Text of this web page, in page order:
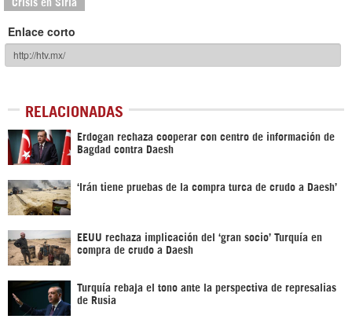
Enlace corto
RELACIONADAS
Erdogan rechaza cooperar con centro de información de
Bagdad contra Daesh
‘Irán tiene pruebas de la compra turca de crudo a Daesh’
EEUU rechaza implicación del ‘gran socio’ Turquía en
compra de crudo a Daesh
Turquía rebaja el tono ante la perspectiva de represalias
de Rusia